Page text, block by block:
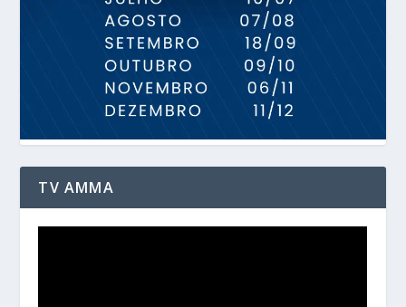
TV AMMA